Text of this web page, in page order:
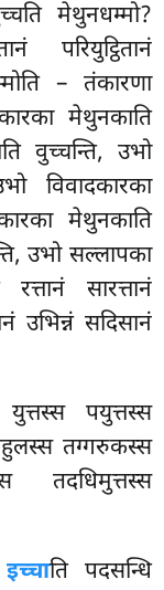
मेथुनधम्मो?
परियुट्ठितानं
– तंकारणा
मेथुनकाति
वुच्चन्ति, उभो
विवादकारका
मेथुनकाति
उभो सल्लापका
सारत्तानं
उभिन्नं सदिसानं
पयुत्तस्स
तग्गरुकस्स
तदधिमुत्तस्स
इच्चाति पदसन्धि